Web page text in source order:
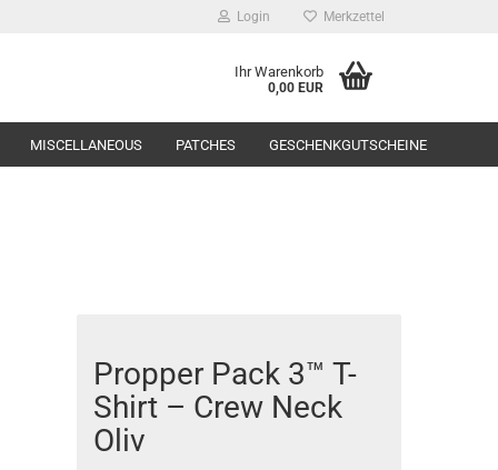
Login Merkzettel
Ihr Warenkorb
0,00 EUR
MISCELLANEOUS PATCHES GESCHENKGUTSCHEINE
Propper Pack 3™ T-
Shirt – Crew Neck
Oliv